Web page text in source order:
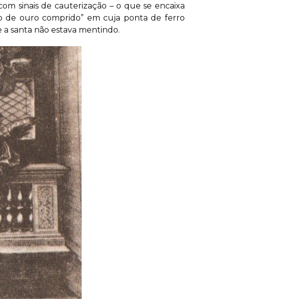
sinais de cauterização – o que se encaixa
de ouro comprido” em cuja ponta de ferro
santa não estava mentindo.